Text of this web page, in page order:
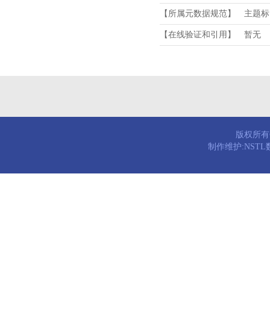
【所属元数据规范】 主题
【在线验证和引用】 暂无
版权所
制作维护:NSTL